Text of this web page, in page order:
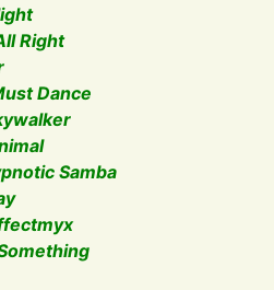
Right
Dance
Samba